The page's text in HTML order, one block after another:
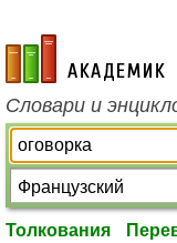
academic.ru
Словари и
Толкования